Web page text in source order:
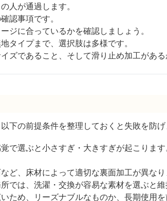
人が通過します。
認事項です。
ジに合っているかを確認しましょう。
タイプまで、選択肢は多様です。
ズであること、そして滑り止め加工があ
下の前提条件を整理しておくと失敗を防げ
覚で選ぶと小さすぎ・大きすぎが起こります
ど、床材によって適切な裏面加工が異なり
では、洗濯・交換が容易な素材を選ぶと維
ため、リーズナブルなものか、長期使用